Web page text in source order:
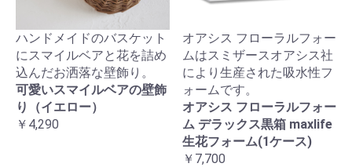
ハンドメイドのバスケット
にスマイルベアと花を詰め
込んだお洒落な壁飾り。
可愛いスマイルベアの壁飾
り（イエロー）
￥4,290
オアシス フローラルフォー
ムはスミザースオアシス社
により生産された吸水性フ
ォームです。
オアシス フローラルフォー
ム デラックス黒箱 maxlife
生花フォーム(1ケース)
￥7,700